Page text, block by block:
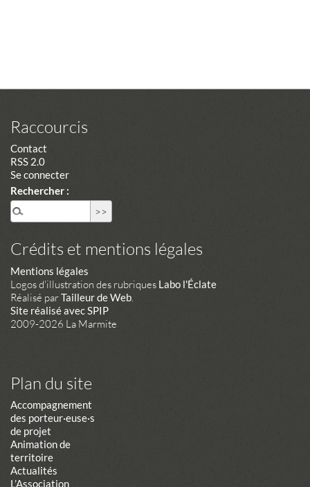
Raccourcis
Contact
RSS 2.0
Se connecter
Rechercher :
Crédits et mentions légales
Mentions légales
Logos d'illustration des rubriques Labo l'Éclate
Réalisé parTailleur de Web
Site réalisé avec SPIP
2009-2026 La Marmite
Plan du site
Accompagnement
des porteur·euse·s
de projet
Animation de
territoire
Actualités
L’Association